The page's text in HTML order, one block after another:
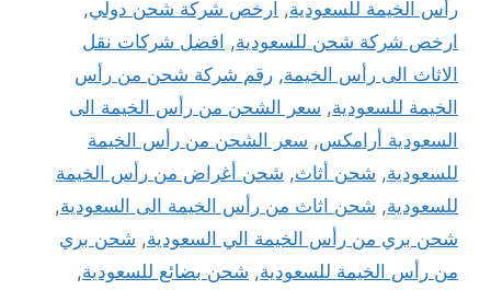
رأس الخيمة للسعودية, ارخص شركة شحن دولي,
ارخص شركة شحن للسعودية, افضل شركات نقل
الاثاث الى رأس الخيمة, رقم شركة شحن من رأس
الخيمة للسعودية, سعر الشحن من رأس الخيمة الى
السعودية أرامكس, سعر الشحن من رأس الخيمة
للسعودية, شحن أثاث, شحن أغراض من رأس الخيمة
للسعودية, شحن اثاث من رأس الخيمة الى السعودية,
شحن بري من رأس الخيمة الي السعودية, شحن بري
من رأس الخيمة للسعودية, شحن بضائع للسعودية,